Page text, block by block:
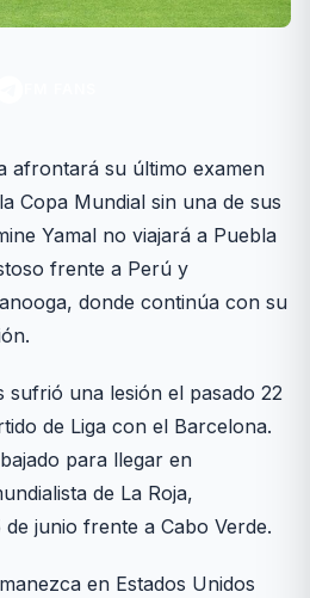
afrontará su último examen
Copa Mundial sin una de sus
Yamal no viajará a Puebla
frente a Perú y
donde continúa con su
sufrió una lesión el pasado 22
de Liga con el Barcelona.
para llegar en
de La Roja,
junio frente a Cabo Verde.
en Estados Unidos